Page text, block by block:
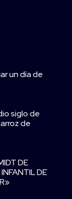
un día de
siglo de
de
DE
DE